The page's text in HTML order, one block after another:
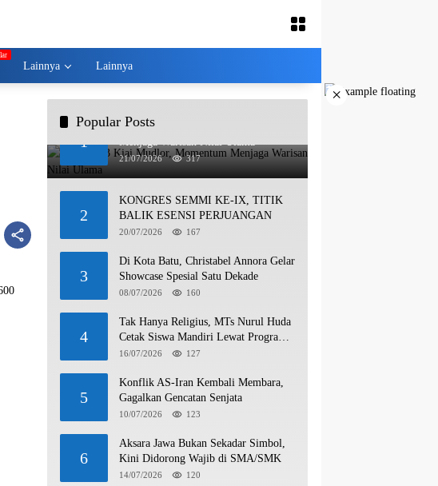
Lainnya Lainnya
×
Popular Posts
1
Haul ke-13 Kiai Mudlor, Momentum
Menjaga Warisan Nilai Ulama
21/07/2026 317
2
KONGRES SEMMI KE-IX, TITIK
BALIK ESENSI PERJUANGAN
20/07/2026 167
3
Di Kota Batu, Christabel Annora Gelar
Showcase Spesial Satu Dekade
08/07/2026 160
4
Tak Hanya Religius, MTs Nurul Huda
Cetak Siswa Mandiri Lewat Program
Wirausaha
16/07/2026 127
5
Konflik AS-Iran Kembali Membara,
Gagalkan Gencatan Senjata
10/07/2026 123
6
Aksara Jawa Bukan Sekadar Simbol,
Kini Didorong Wajib di SMA/SMK
14/07/2026 120